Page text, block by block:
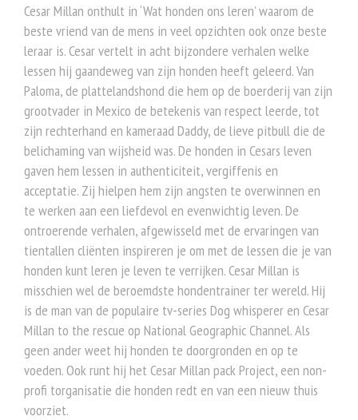
Cesar Millan onthult in ‘Wat honden ons leren’ waarom de
beste vriend van de mens in veel opzichten ook onze beste
leraar is. Cesar vertelt in acht bijzondere verhalen welke
lessen hij gaandeweg van zijn honden heeft geleerd. Van
Paloma, de plattelandshond die hem op de boerderij van zijn
grootvader in Mexico de betekenis van respect leerde, tot
zijn rechterhand en kameraad Daddy, de lieve pitbull die de
belichaming van wijsheid was. De honden in Cesars leven
gaven hem lessen in authenticiteit, vergiffenis en
acceptatie. Zij hielpen hem zijn angsten te overwinnen en
te werken aan een liefdevol en evenwichtig leven. De
ontroerende verhalen, afgewisseld met de ervaringen van
tientallen cliënten inspireren je om met de lessen die je van
honden kunt leren je leven te verrijken. Cesar Millan is
misschien wel de beroemdste hondentrainer ter wereld. Hij
is de man van de populaire tv-series Dog whisperer en Cesar
Millan to the rescue op National Geographic Channel. Als
geen ander weet hij honden te doorgronden en op te
voeden. Ook runt hij het Cesar Millan pack Project, een non-
profi torganisatie die honden redt en van een nieuw thuis
voorziet.